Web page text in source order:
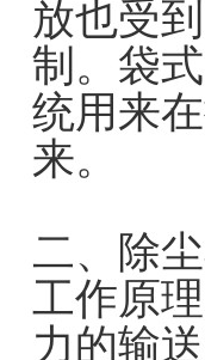
放也受
制。袋
统用来
来。
二、除
工作原
力的输